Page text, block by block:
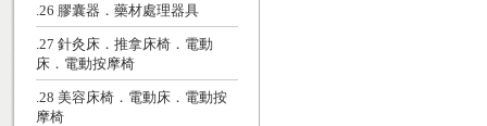
.26 膠囊器．藥材處理器具
.27 針灸床．推拿床椅．電動
床．電動按摩椅
.28 美容床椅．電動床．電動按
摩椅